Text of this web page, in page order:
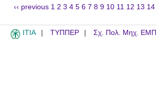
‹‹ previous 1 2 3 4 5 6 7 8 9 10 11 12 13 14
ITIA ΤΥΠΠΕΡ Σχ. Πολ. Μηχ. ΕΜΠ